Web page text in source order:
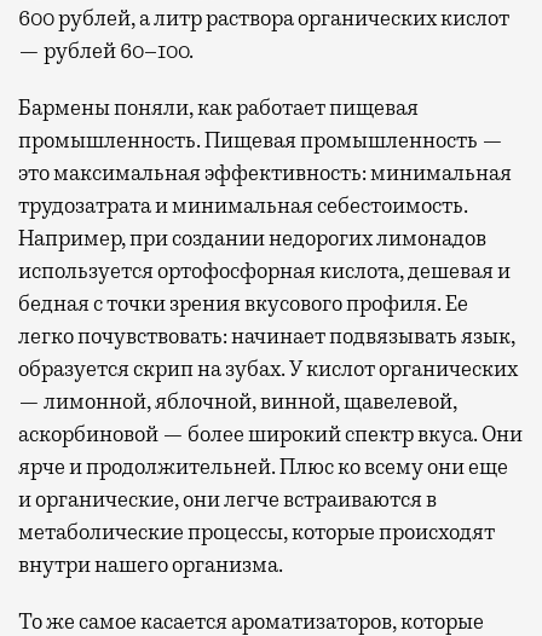
600 рублей, а литр раствора органических кислот
— рублей 60–100.
Бармены поняли, как работает пищевая
промышленность. Пищевая промышленность —
это максимальная эффективность: минимальная
трудозатрата и минимальная себестоимость.
Например, при создании недорогих лимонадов
используется ортофосфорная кислота, дешевая и
бедная с точки зрения вкусового профиля. Ее
легко почувствовать: начинает подвязывать язык,
образуется скрип на зубах. У кислот органических
— лимонной, яблочной, винной, щавелевой,
аскорбиновой — более широкий спектр вкуса. Они
ярче и продолжительней. Плюс ко всему они еще
и органические, они легче встраиваются в
метаболические процессы, которые происходят
внутри нашего организма.
То же самое касается ароматизаторов, которые